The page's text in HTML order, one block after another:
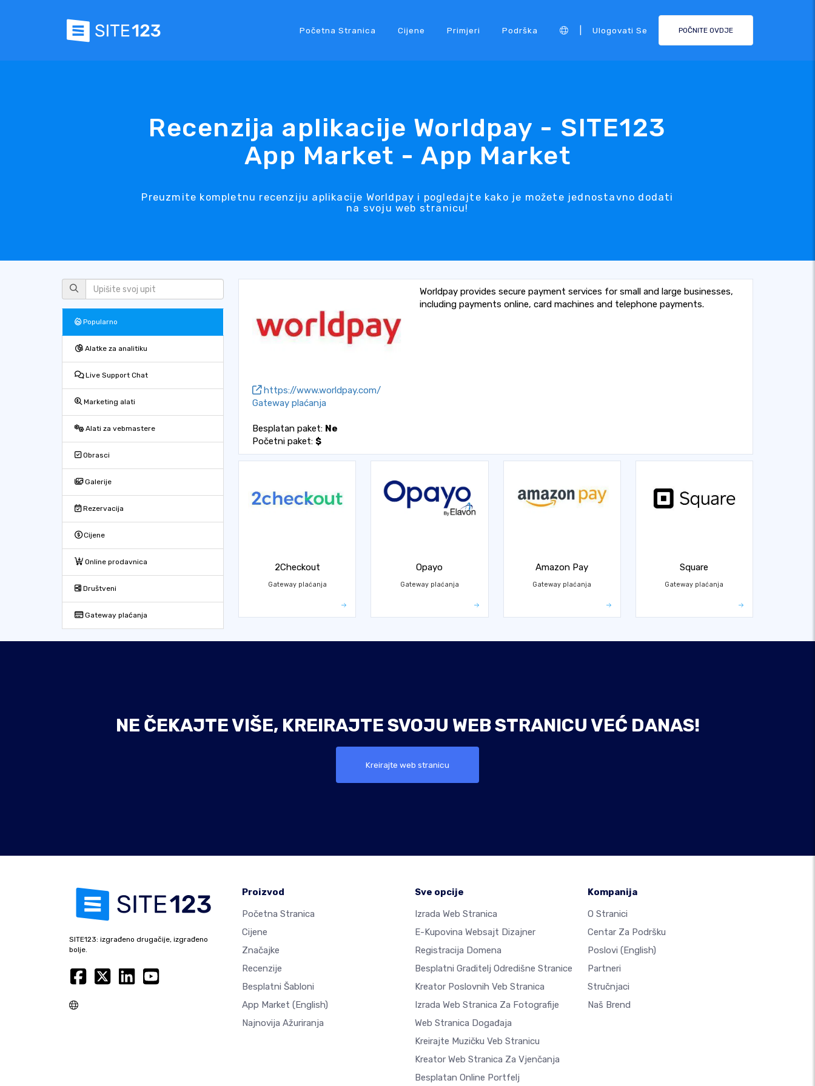
Početna Stranica Cijene Primjeri Podrška Ulogovati Se POČNITE OVDJE
Recenzija aplikacije Worldpay - SITE123
App Market - App Market
Preuzmite kompletnu recenziju aplikacije Worldpay i pogledajte kako je možete jednostavno dodati
na svoju web stranicu!
Popularno
Alatke za analitiku
Live Support Chat
Marketing alati
Alati za vebmastere
Obrasci
Galerije
Rezervacija
Cijene
Online prodavnica
Društveni
Gateway plaćanja
https://www.worldpay.com/
Gateway plaćanja
Besplatan paket: Ne
Početni paket: $
Worldpay provides secure payment services for small and large businesses,
including payments online, card machines and telephone payments.
2Checkout
Gateway plaćanja
Opayo
Gateway plaćanja
Amazon Pay
Gateway plaćanja
Square
Gateway plaćanja
NE ČEKAJTE VIŠE, KREIRAJTE SVOJU WEB STRANICU VEĆ DANAS!
Kreirajte web stranicu
SITE123: izgrađeno drugačije, izgrađeno
bolje.
Proizvod
Početna Stranica
Cijene
Značajke
Recenzije
Besplatni Šabloni
App Market (English)
Najnovija Ažuriranja
Sve opcije
Izrada Web Stranica
E-Kupovina Websajt Dizajner
Registracija Domena
Besplatni Graditelj Odredišne Stranice
Kreator Poslovnih Veb Stranica
Izrada Web Stranica Za Fotografije
Web Stranica Događaja
Kreirajte Muzičku Veb Stranicu
Kreator Web Stranica Za Vjenčanja
Besplatan Online Portfelj
Kompanija
O Stranici
Centar Za Podršku
Poslovi (English)
Partneri
Stručnjaci
Naš Brend